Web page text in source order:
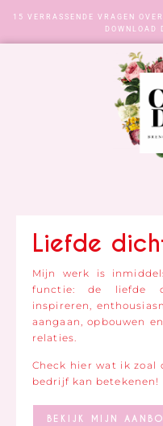
15 VERRASSENDE VRAGEN
DOWNLOAD
Liefde
Mijn werk is
functie: de liefde
inspireren,
aangaan, opbouwen
relaties.
Check hier wat ik zoal
bedrijf kan betekenen!
BEKIJK MIJN